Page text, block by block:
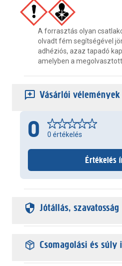
A forrasztás olyan
olvadt fém segítségével
adhéziós, azaz tapadó
amelyben a
Vásárlói vélemények
0 0 értékelés
Értékelés
Jótállás, szavatosság
Csomagolási és súly